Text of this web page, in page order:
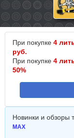
При покупке 4
руб.
При покупке 4
50%
Новинки и обзоры
MAX